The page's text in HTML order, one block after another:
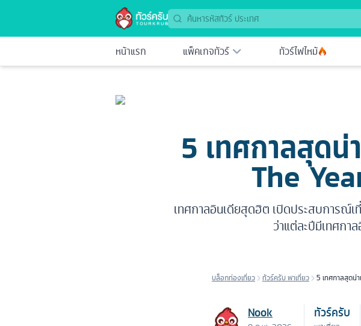
หน้าแรก แพ็คเกจทัวร์ ทัวร์ไฟไหม้
5 เทศกาลสุดน่
The
เทศกาลอินเดียสุดฮิต เปิดประสบการณ์
ว่าแต่ละปีมีเทศกา
บล็อกท่องเที่ยว ทัวร์ครับ พาเที่ยว 5 เทศกาลสุดน่
Nook ทัวร์ครับ